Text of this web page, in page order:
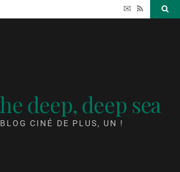
✉ RSS
deep, deep sea
CINÉ DE PLUS, UN !